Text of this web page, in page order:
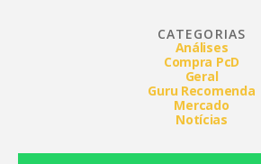
CATEGORIAS
Análises
Compra PcD
Geral
Guru Recomenda
Mercado
Notícias